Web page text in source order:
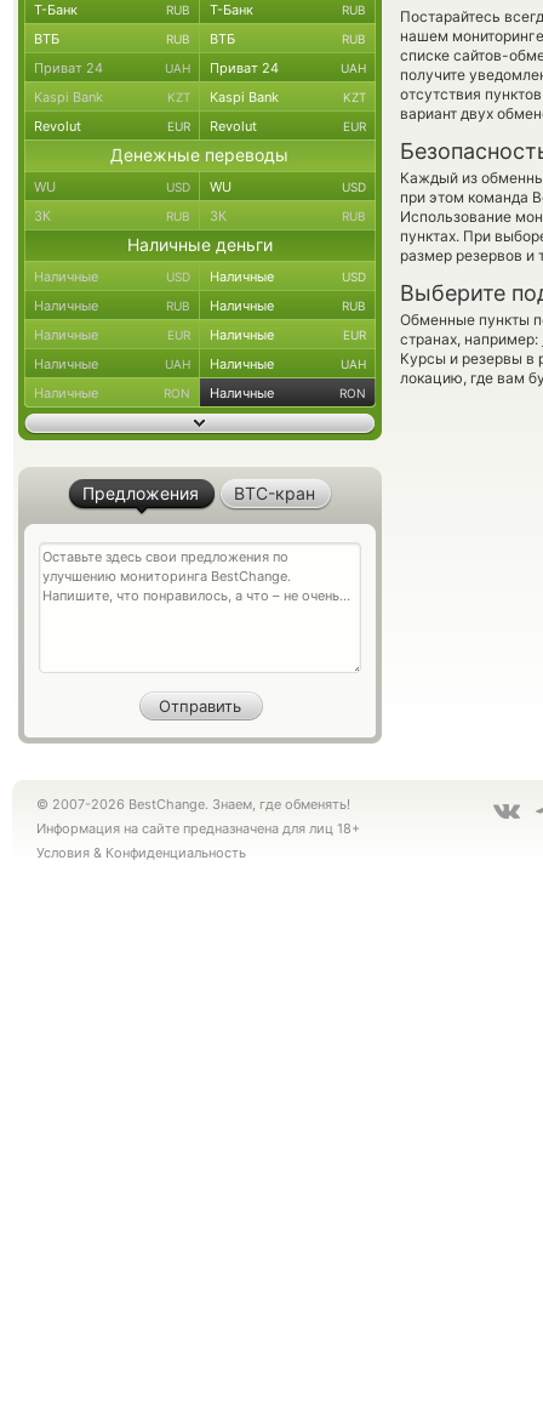
Постарайтесь
нашем
списке сайтов-
получите
отсутствия
вариант двух
Каждый из
при этом команда
Использование
пунктах. При
размер резервов и
Выберите
Обменные пункты
странах, например:
Курсы и резервы в
локацию, где вам
Т-Банк RUB Т-Банк RUB
ВТБ RUB ВТБ RUB
Приват 24 UAH Приват 24 UAH
Kaspi Bank KZT Kaspi Bank KZT
Revolut EUR Revolut EUR
Денежные переводы
WU USD WU USD
ЗК RUB ЗК RUB
Наличные деньги
Наличные USD Наличные USD
Наличные RUB Наличные RUB
Наличные EUR Наличные EUR
Наличные UAH Наличные UAH
Наличные RON Наличные RON
Предложения BTC-кран
© 2007-2026 BestChange. Знаем, где обменять!
Информация на сайте предназначена для лиц 18+
Условия & Конфиденциальность